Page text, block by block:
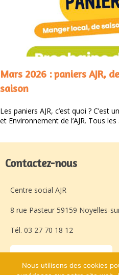
Mars 2026 : paniers AJR,
saison
Les paniers AJR, c’est quoi ?
et Environnement de l’AJR. Tous
Contactez-nous
Centre social AJR
8 rue Pasteur 59159 Noyelles-
Tél. 03 27 70 18 12
Laissez-nous un message
Nous utilisons des cookies